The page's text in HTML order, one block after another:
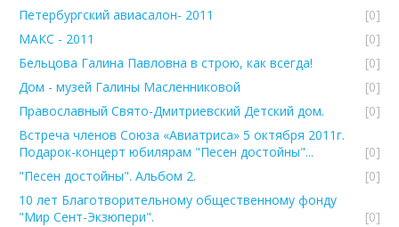
Петербургский авиасалон- 2011
[0]
МАКС - 2011
[0]
Бельцова Галина Павловна в строю, как всегда!
[0]
Дом - музей Галины Масленниковой
[0]
Православный Свято-Дмитриевский Детский дом.
[0]
Встреча членов Союза «Авиатриса» 5 октября 2011г.
Подарок-концерт юбилярам "Песен достойны"...
[0]
"Песен достойны". Альбом 2.
[0]
10 лет Благотворительному общественному фонду
"Мир Сент-Экзюпери".
[0]